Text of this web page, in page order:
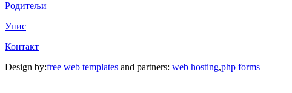
Родитељи
Упис
Контакт
Design by:free web templates and partners: web hosting,php forms